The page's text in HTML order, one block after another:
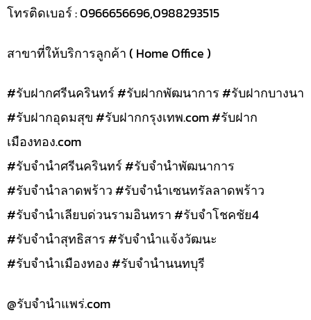
โทรติดเบอร์ : 0966656696,0988293515
สาขาที่ให้บริการลูกค้า ( Home Office )
#รับฝากศรีนครินทร์ #รับฝากพัฒนาการ #รับฝากบางนา
#รับฝากอุดมสุข #รับฝากกรุงเทพ.com #รับฝาก
เมืองทอง.com
#รับจำนำศรีนครินทร์ #รับจำนำพัฒนาการ
#รับจำนำลาดพร้าว #รับจำนำเซนทรัลลาดพร้าว
#รับจำนำเลียบด่วนรามอินทรา #รับจำโชคชัย4
#รับจำนำสุทธิสาร #รับจำนำแจ้งวัฒนะ
#รับจำนำเมืองทอง #รับจำนำนนทบุรี
@รับจํานําแพร่.com